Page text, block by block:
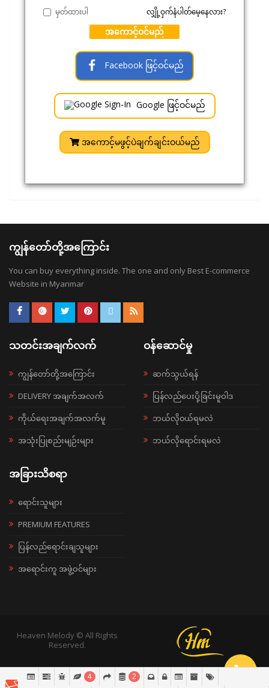
မှတ်ထားပါ လျှို့ဝှက်နံပါတ်မေ့နေလား?
အကောင့်ဝင်မည်
Facebook ဖြင့်ဝင်မည်
Google ဖြင့်ဝင်မည်
အကောင့်မဖွင့်ပဲချက်ချင်းဝယ်မည်
ကျွန်တော်တို့အကြောင်း
You can buy everything inside. The one and only Best E-commerce
Website in Myanmar
သတင်းအချက်လက်
ကျွန်တော်တို့အကြောင်း
DELIVERY အချက်အလက်
ကိုယ်ရေးအချက်အလက်မူ
အသုံးပြုစည်းမျဉ်းများ
ဝန်ဆောင်မှု
ဆက်သွယ်ရန်
ပြန်လည်ပေးပို့ခြင်းမူဝါဒ
ဘယ်လို၀ယ်ရမလဲ
ဘယ်လိုရောင်းရမလဲ
အခြားသိစရာ
ရောင်းသူများ
PREMIUM FEATURES
ပြန်လည်ရောင်းချသူများ
အရောင်းကူ အဖွဲ့ဝင်များ
Heaven Melody © All Rights
Reserved.
4 2